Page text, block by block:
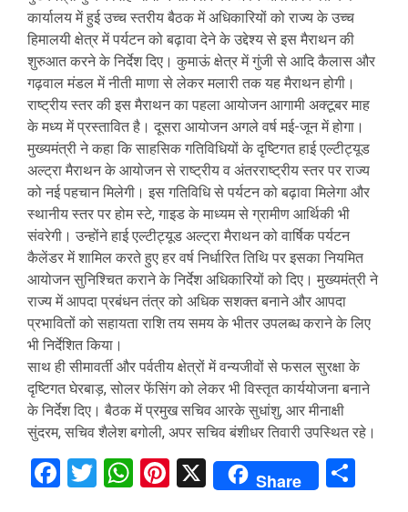
कार्यालय में हुई उच्च स्तरीय बैठक में अधिकारियों को राज्य के उच्च
हिमालयी क्षेत्र में पर्यटन को बढ़ावा देने के उद्देश्य से इस मैराथन की
शुरुआत करने के निर्देश दिए। कुमाऊं क्षेत्र में गुंजी से आदि कैलास और
गढ़वाल मंडल में नीती माणा से लेकर मलारी तक यह मैराथन होगी।
राष्ट्रीय स्तर की इस मैराथन का पहला आयोजन आगामी अक्टूबर माह
के मध्य में प्रस्तावित है। दूसरा आयोजन अगले वर्ष मई-जून में होगा।
मुख्यमंत्री ने कहा कि साहसिक गतिविधियों के दृष्टिगत हाई एल्टीट्यूड
अल्ट्रा मैराथन के आयोजन से राष्ट्रीय व अंतरराष्ट्रीय स्तर पर राज्य
को नई पहचान मिलेगी। इस गतिविधि से पर्यटन को बढ़ावा मिलेगा और
स्थानीय स्तर पर होम स्टे, गाइड के माध्यम से ग्रामीण आर्थिकी भी
संवरेगी। उन्होंने हाई एल्टीट्यूड अल्ट्रा मैराथन को वार्षिक पर्यटन
कैलेंडर में शामिल करते हुए हर वर्ष निर्धारित तिथि पर इसका नियमित
आयोजन सुनिश्चित कराने के निर्देश अधिकारियों को दिए। मुख्यमंत्री ने
राज्य में आपदा प्रबंधन तंत्र को अधिक सशक्त बनाने और आपदा
प्रभावितों को सहायता राशि तय समय के भीतर उपलब्ध कराने के लिए
भी निर्देशित किया।
साथ ही सीमावर्ती और पर्वतीय क्षेत्रों में वन्यजीवों से फसल सुरक्षा के
दृष्टिगत घेरबाड़, सोलर फेंसिंग को लेकर भी विस्तृत कार्ययोजना बनाने
के निर्देश दिए। बैठक में प्रमुख सचिव आरके सुधांशु, आर मीनाक्षी
सुंदरम, सचिव शैलेश बगोली, अपर सचिव बंशीधर तिवारी उपस्थित रहे।
Facebook
Twitter
WhatsApp
Pinterest
X Share